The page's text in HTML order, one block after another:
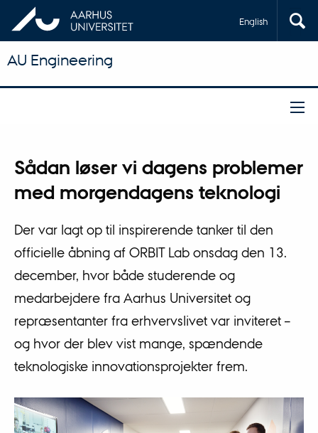
English
AU Engineering
Sådan løser vi dagens problemer
med morgendagens teknologi
Der var lagt op til inspirerende tanker til den
officielle åbning af ORBIT Lab onsdag den 13.
december, hvor både studerende og
medarbejdere fra Aarhus Universitet og
repræsentanter fra erhvervslivet var inviteret –
og hvor der blev vist mange, spændende
teknologiske innovationsprojekter frem.